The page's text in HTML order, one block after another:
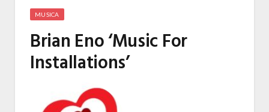
MUSICA
Brian Eno ‘Music For
Installations’